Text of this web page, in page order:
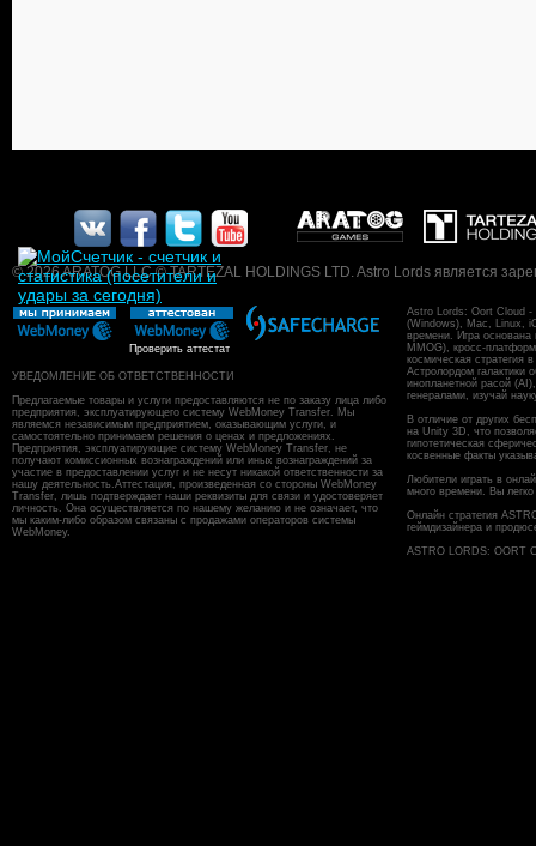
© 2026 ARATOG LLC © TARTEZAL HOLDINGS LTD. Astro Lords является
Проверить аттестат
УВЕДОМЛЕНИЕ ОБ ОТВЕТСТВЕННОСТИ
Предлагаемые товары и услуги предоставляются не по заказу лица либо
предприятия, эксплуатирующего систему WebMoney Transfer. Мы
являемся независимым предприятием, оказывающим услуги, и
самостоятельно принимаем решения о ценах и предложениях.
Предприятия, эксплуатирующие систему WebMoney Transfer, не
получают комиссионных вознаграждений или иных вознаграждений за
участие в предоставлении услуг и не несут никакой ответственности за
нашу деятельность.Аттестация, произведенная со стороны WebMoney
Transfer, лишь подтверждает наши реквизиты для связи и удостоверяет
личность. Она осуществляется по нашему желанию и не означает, что
мы каким-либо образом связаны с продажами операторов системы
WebMoney.
Astro Lords: Oort Cloud -
(Windows), Mac, Linux,
времени. Игра основана
MMOG), кросс-
космическая стратегия
Астролордом галактики
инопланетной расой
генералами, изучай
В отличие от других
на Unity 3D, что
гипотетическая
косвенные факты
Любители играть в
много времени. Вы
Онлайн стратегия
геймдизайнера и
ASTRO LORDS: OORT